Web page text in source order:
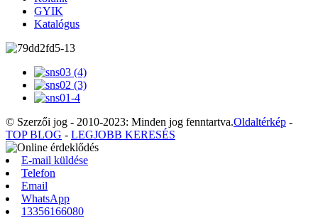
GYIK
Katalógus
© Szerzői jog - 2010-2023: Minden jog fenntartva.Oldaltérkép -
TOP BLOG - LEGJOBB KERESÉS
E-mail küldése
Telefon
Email
WhatsApp
13356166080